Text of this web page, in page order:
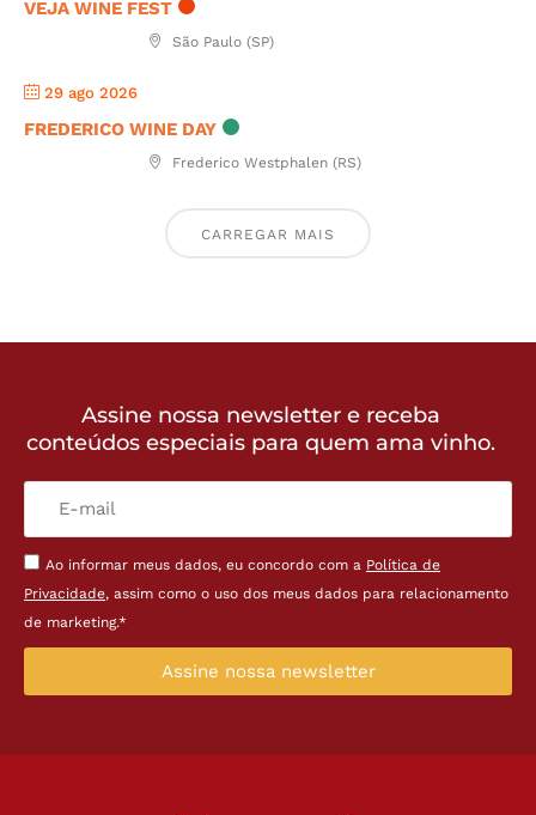
VEJA WINE FEST
São Paulo (SP)
29 ago 2026
FREDERICO WINE DAY
Frederico Westphalen (RS)
CARREGAR MAIS
Assine nossa newsletter e receba
conteúdos especiais para quem ama vinho.
Ao informar meus dados, eu concordo com a Política de
Privacidade, assim como o uso dos meus dados para relacionamento
de marketing.*
Assine nossa newsletter